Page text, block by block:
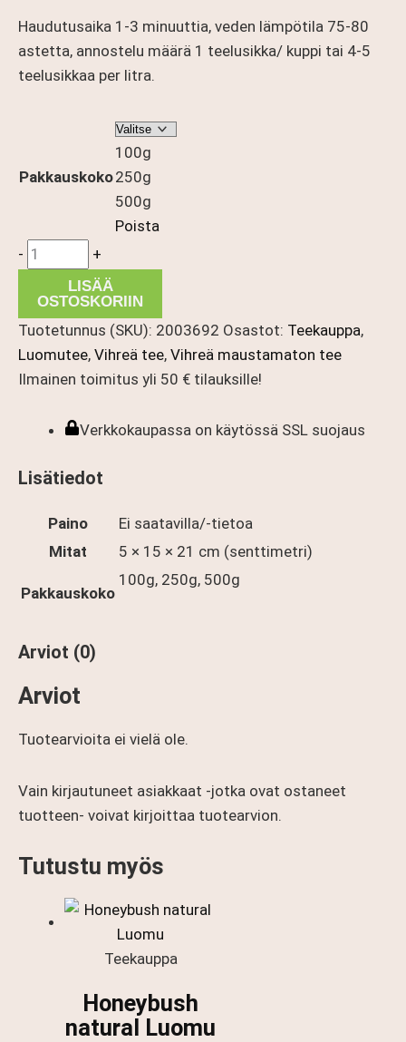
Haudutusaika 1-3 minuuttia, veden lämpötila 75-80
astetta, annostelu määrä 1 teelusikka/ kuppi tai 4-5
teelusikkaa per litra.
Pakkauskoko
100g
250g
500g
Poista
- China
Qi
Shan
Mao
Jian
luomu
+
LISÄÄ
OSTOSKORIIN
Tuotetunnus (SKU): 2003692 Osastot: Teekauppa,
Luomutee, Vihreä tee, Vihreä maustamaton tee
Ilmainen toimitus yli 50 € tilauksille!
Verkkokaupassa on käytössä SSL suojaus
Lisätiedot
Paino
Ei saatavilla/-tietoa
Mitat
5 × 15 × 21 cm (senttimetri)
Pakkauskoko
100g, 250g, 500g
Arviot (0)
Arviot
Tuotearvioita ei vielä ole.
Vain kirjautuneet asiakkaat -jotka ovat ostaneet
tuotteen- voivat kirjoittaa tuotearvion.
Tutustu myös
Teekauppa
Honeybush
natural Luomu